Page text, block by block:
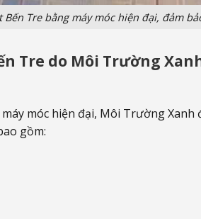
Tre bằng máy móc hiện đại, đảm
Tre do Môi Trường
móc hiện đại, Môi Trường Xanh
gồm: